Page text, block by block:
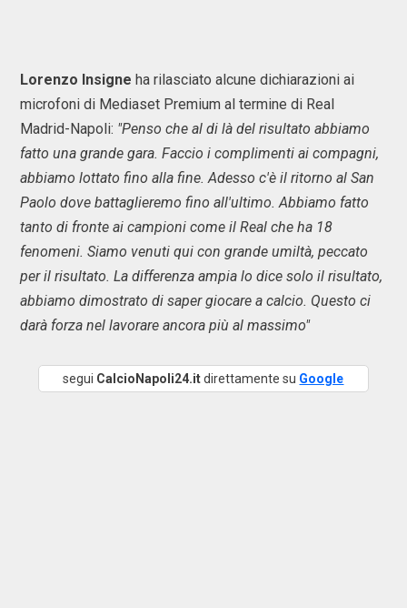
Lorenzo Insigne ha rilasciato alcune dichiarazioni ai
microfoni di Mediaset Premium al termine di Real
Madrid-Napoli: "Penso che al di là del risultato abbiamo
fatto una grande gara. Faccio i complimenti ai compagni,
abbiamo lottato fino alla fine. Adesso c'è il ritorno al San
Paolo dove battaglieremo fino all'ultimo. Abbiamo fatto
tanto di fronte ai campioni come il Real che ha 18
fenomeni. Siamo venuti qui con grande umiltà, peccato
per il risultato. La differenza ampia lo dice solo il risultato,
abbiamo dimostrato di saper giocare a calcio. Questo ci
darà forza nel lavorare ancora più al massimo"
segui CalcioNapoli24.itdirettamente su Google